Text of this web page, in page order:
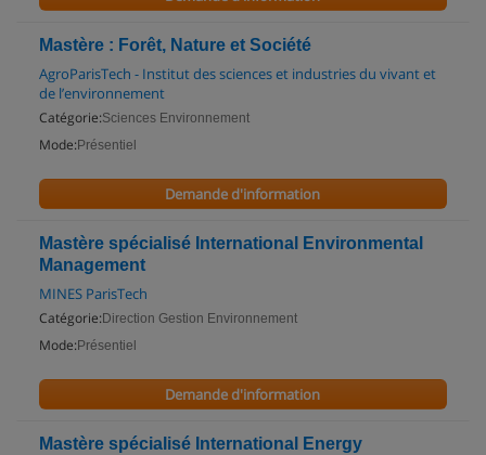
Mastère : Forêt, Nature et Société
AgroParisTech - Institut des sciences et industries du vivant et
de l’environnement
Catégorie:Sciences Environnement
Mode: Présentiel
Demande d'information
Mastère spécialisé International Environmental
Management
MINES ParisTech
Catégorie: Direction Gestion Environnement
Mode: Présentiel
Demande d'information
Mastère spécialisé International Energy